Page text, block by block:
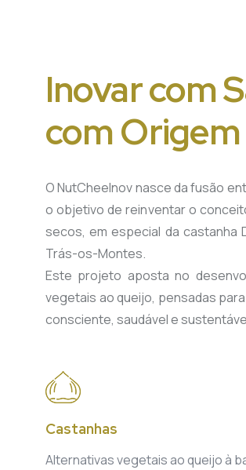
Inovar com
com Origem
O NutCheeInov nasce da fusão
o objetivo de reinventar o
secos, em especial da castanha
Trás-os-Montes.
Este projeto aposta no
vegetais ao queijo, pensadas
consciente, saudável e
Castanhas
Alternativas vegetais ao queijo à